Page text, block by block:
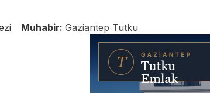
Muhabir: Gaziantep Tutku